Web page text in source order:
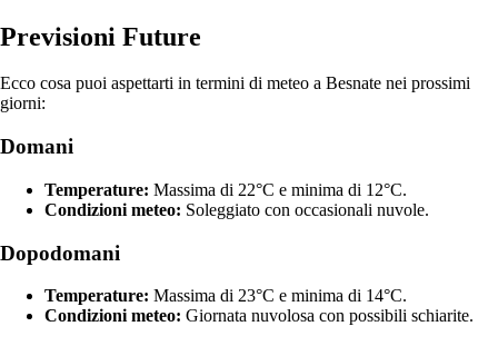
Previsioni Future
Ecco cosa puoi aspettarti in termini di meteo a Besnate nei prossimi
giorni:
Domani
Temperature: Massima di 22°C e minima di 12°C.
Condizioni meteo: Soleggiato con occasionali nuvole.
Dopodomani
Temperature: Massima di 23°C e minima di 14°C.
Condizioni meteo: Giornata nuvolosa con possibili schiarite.